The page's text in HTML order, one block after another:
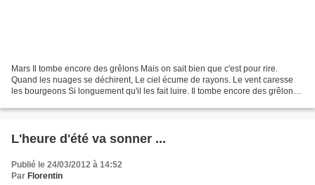
Mars Il tombe encore des grêlons Mais on sait bien que c'est pour rire.
Quand les nuages se déchirent, Le ciel écume de rayons. Le vent caresse
les bourgeons Si longuement qu'il les fait luire. Il tombe encore des grêlons,
L'heure d'été va sonner ...
Publié le 24/03/2012 à 14:52
Par Florentin